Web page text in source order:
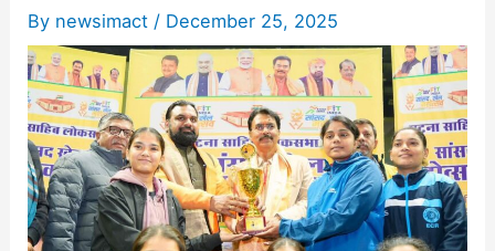
By newsimact / December 25, 2025